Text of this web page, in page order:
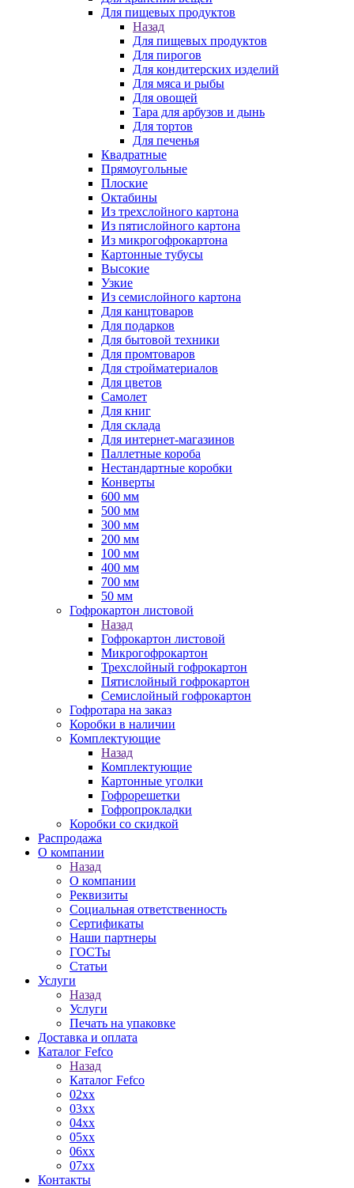
Для пищевых продуктов
Назад
Для пищевых продуктов
Для пирогов
Для кондитерских изделий
Для мяса и рыбы
Для овощей
Тара для арбузов и дынь
Для тортов
Для печенья
Квадратные
Прямоугольные
Плоские
Октабины
Из трехслойного картона
Из пятислойного картона
Из микрогофрокартона
Картонные тубусы
Высокие
Узкие
Из семислойного картона
Для канцтоваров
Для подарков
Для бытовой техники
Для промтоваров
Для стройматериалов
Для цветов
Самолет
Для книг
Для склада
Для интернет-магазинов
Паллетные короба
Нестандартные коробки
Конверты
600 мм
500 мм
300 мм
200 мм
100 мм
400 мм
700 мм
50 мм
Гофрокартон листовой
Назад
Гофрокартон листовой
Микрогофрокартон
Трехслойный гофрокартон
Пятислойный гофрокартон
Семислойный гофрокартон
Гофротара на заказ
Коробки в наличии
Комплектующие
Назад
Комплектующие
Картонные уголки
Гофрорешетки
Гофропрокладки
Коробки со скидкой
Распродажа
О компании
Назад
О компании
Реквизиты
Социальная ответственность
Сертификаты
Наши партнеры
ГОСТы
Статьи
Услуги
Назад
Услуги
Печать на упаковке
Доставка и оплата
Каталог Fefco
Назад
Каталог Fefco
02xx
03xx
04xx
05xx
06xx
07xx
Контакты